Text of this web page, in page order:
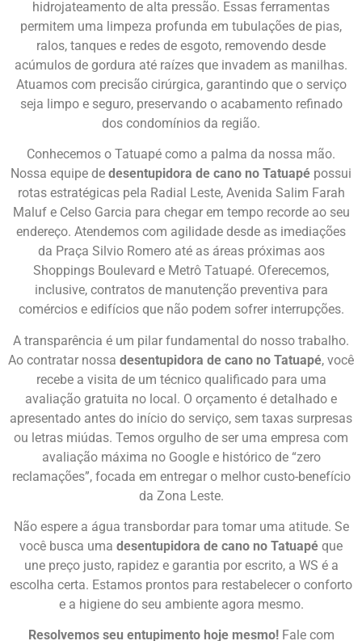
hidrojateamento de alta pressão. Essas ferramentas
permitem uma limpeza profunda em tubulações de pias,
ralos, tanques e redes de esgoto, removendo desde
acúmulos de gordura até raízes que invadem as manilhas.
Atuamos com precisão cirúrgica, garantindo que o serviço
seja limpo e seguro, preservando o acabamento refinado
dos condomínios da região.
Conhecemos o Tatuapé como a palma da nossa mão.
Nossa equipe de desentupidora de cano no Tatuapé possui
rotas estratégicas pela Radial Leste, Avenida Salim Farah
Maluf e Celso Garcia para chegar em tempo recorde ao seu
endereço. Atendemos com agilidade desde as imediações
da Praça Silvio Romero até as áreas próximas aos
Shoppings Boulevard e Metrô Tatuapé. Oferecemos,
inclusive, contratos de manutenção preventiva para
comércios e edifícios que não podem sofrer interrupções.
A transparência é um pilar fundamental do nosso trabalho.
Ao contratar nossa desentupidora de cano no Tatuapé, você
recebe a visita de um técnico qualificado para uma
avaliação gratuita no local. O orçamento é detalhado e
apresentado antes do início do serviço, sem taxas surpresas
ou letras miúdas. Temos orgulho de ser uma empresa com
avaliação máxima no Google e histórico de “zero
reclamações”, focada em entregar o melhor custo-benefício
da Zona Leste.
Não espere a água transbordar para tomar uma atitude. Se
você busca uma desentupidora de cano no Tatuapé que
une preço justo, rapidez e garantia por escrito, a WS é a
escolha certa. Estamos prontos para restabelecer o conforto
e a higiene do seu ambiente agora mesmo.
Resolvemos seu entupimento hoje mesmo!Fale com